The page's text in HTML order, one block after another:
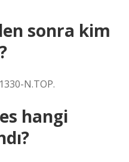
sonra kim
N.TOP.
hangi